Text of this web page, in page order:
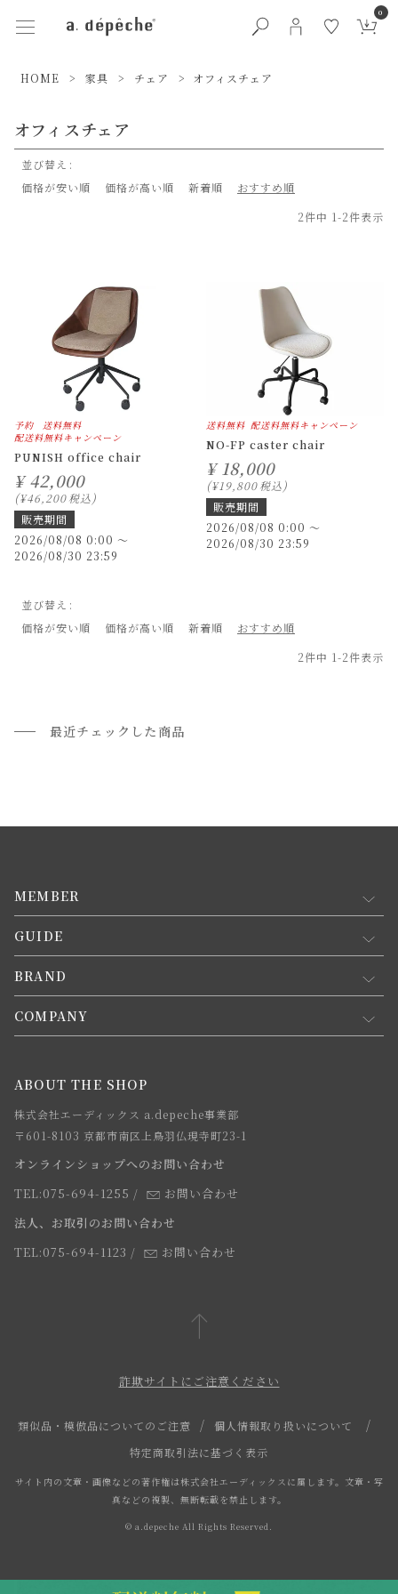
0
HOME 家具 チェア オフィスチェア
オフィスチェア
並び替え
価格が安い順
価格が高い順 新着順
おすすめ順
2件中 1-2件表示
予約
送料無料
配送料無料キャンペーン
PUNISH office chair
¥ 42,000
¥46,200税込
販売期間
2026/08/08 0:00 〜
2026/08/30 23:59
送料無料 配送料無料キャンペーン
NO-FP caster chair
¥ 18,000
¥19,800税込
販売期間
2026/08/08 0:00 〜
2026/08/30 23:59
並び替え
価格が安い順
価格が高い順 新着順
おすすめ順
2件中 1-2件表示
最近チェックした商品
MEMBER
マイページ
新規会員登録
会員規約について
GUIDE
お買い物ガイド
会員登録について
お支払方法について
お届けについて
よくあるご質問
BRAND
コンセプト
webカタログ
COMPANY
店舗一覧
求人情報
法人のお客様
スタッフ
ABOUT THE SHOP
株式会社エーディックス a.depeche事業部
〒601-8103 京都市南区上鳥羽仏現寺町23-1
オンラインショップへのお問い合わせ
TEL:075-694-1255 /
お問い合わせ
法人、お取引のお問い合わせ
TEL:075-694-1123 / お問い合わせ
詐欺サイトにご注意ください
類似品・模倣品についてのご注意
個人情報取り扱いについて
特定商取引法に基づく表示
サイト内の文章・画像などの著作権は株式会社エーディックスに属します。文章・写
真などの複製、無断転載を禁止します。
© a.depeche All Rights Reserved.